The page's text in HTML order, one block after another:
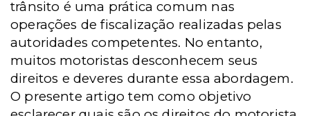
trânsito é uma prática comum nas
operações de fiscalização realizadas pelas
autoridades competentes. No entanto,
muitos motoristas desconhecem seus
direitos e deveres durante essa abordagem.
O presente artigo tem como objetivo